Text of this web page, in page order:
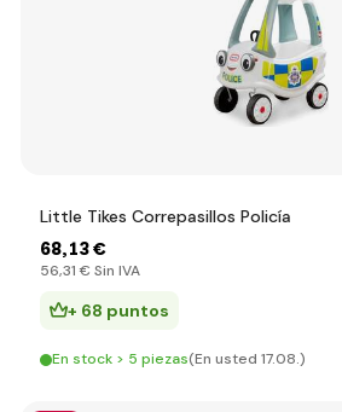
Little Tikes Correpasillos Policía
68,13 €
56,31 € Sin IVA
+ 68 puntos
En stock > 5 piezas(En usted 17.08.)